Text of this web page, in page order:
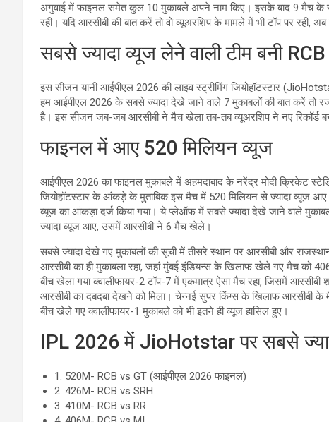
अगुवाई में फाइनल समेत कुल 10 मुकाबले अपने नाम किए। इसके बाद 9 मैच के
रही। यदि आरसीबी की बात करें तो वो व्यूअरशिप के मामले में भी टॉप पर रही,
सबसे ज्यादा व्यूज लेने वाली टीम बनी RCB
इस सीजन यानी आईपीएल 2026 की लाइव स्ट्रीमिंग जियोहॉटस्टार
हम आईपीएल 2026 के सबसे ज्यादा देखे जाने वाले 7 मुकाबलों की बात करें तो
है। इस सीजन जब-जब आरसीबी ने मैच खेला तब-तब व्यूअरशिप ने नए रिकॉर्ड
फाइनल में आए 520 मिलियन व्यूज
आईपीएल 2026 का फाइनल मुकाबले में अहमदाबाद के नरेंद्र मोदी क्रिकेट
जियोहॉटस्टार के आंकड़े के मुताबिक इस मैच में 520 मिलियन से ज्यादा व्यूज
व्यूज का आंकड़ा दर्ज किया गया। ये प्लेऑफ में सबसे ज्यादा देखे जाने वाले
ज्यादा व्यूज आए, उसमें आरसीबी ने 6 मैच खेले।
सबसे ज्यादा देखे गए मुकाबलों की सूची में तीसरे स्थान पर आरसीबी और
आरसीबी का ही मुकाबला रहा, जहां मुंबई इंडियन्स के खिलाफ खेले गए मैच को
बीच खेला गया क्वालीफायर-2 टॉप-7 में एकमात्र ऐसा मैच रहा, जिसमें
आरसीबी का दबदबा देखने को मिला। चेन्नई सुपर किंग्स के खिलाफ आरसीबी
बीच खेले गए क्वालीफायर-1 मुकाबले को भी इतने ही व्यूज हासिल हुए।
IPL 2026 में JioHotstar पर सबसे
1. 520M- RCB vs GT (आईपीएल 2026 फाइनल)
2. 426M- RCB vs SRH
3. 410M- RCB vs RR